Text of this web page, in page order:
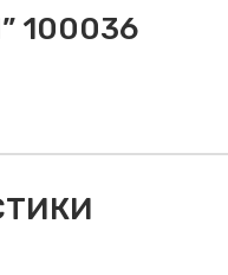
100036